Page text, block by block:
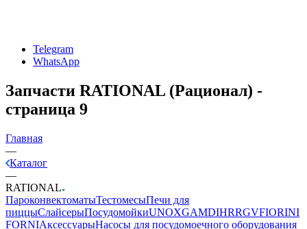
Telegram
WhatsApp
Запчасти RATIONAL (Рационал) -
страница 9
Главная
—
Каталог
—
RATIONAL
ПароконвектоматыТестомесыПечи для
пиццыСлайсерыПосудомойкиUNOXGAMDIHRRGVFIORINI
FORNIАксессуарыНасосы для посудомоечного оборудования